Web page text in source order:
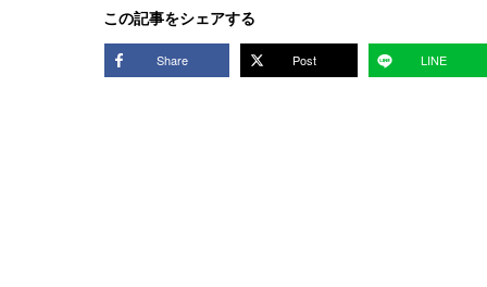
この記事をシェアする
Share Post LINE